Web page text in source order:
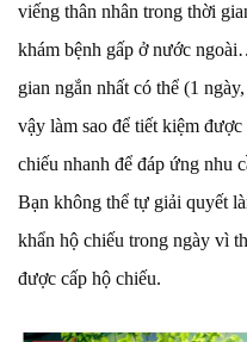
viếng thân nhân trong thời
khám bệnh gấp ở nước
gian ngắn nhất có thể (1
vậy làm sao để tiết kiệm
chiếu nhanh để đáp ứng nhu
Bạn không thể tự giải quyết
khẩn hộ chiếu trong ngày vì
được cấp hộ chiếu.